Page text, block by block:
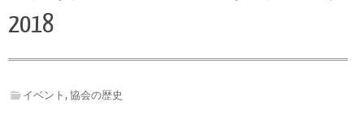
2018
イベント ,協会の歴史